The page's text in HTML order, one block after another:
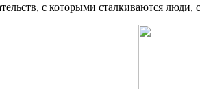
с которыми сталкиваются люди,